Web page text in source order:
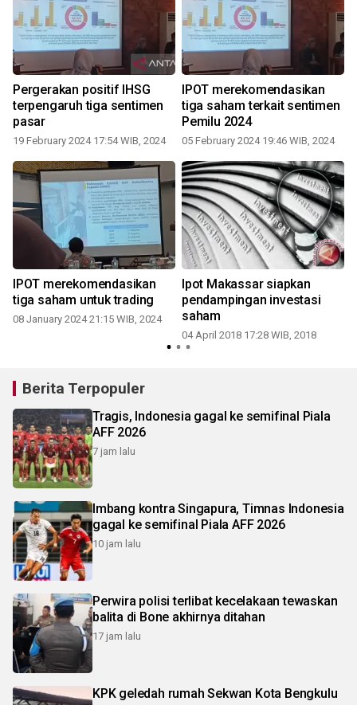
Pergerakan positif IHSG
terpengaruh tiga sentimen
pasar
19 February 2024 17:54 WIB, 2024
IPOT merekomendasikan
tiga saham terkait sentimen
Pemilu 2024
05 February 2024 19:46 WIB, 2024
IPOT merekomendasikan
tiga saham untuk trading
08 January 2024 21:15 WIB, 2024
Ipot Makassar siapkan
pendampingan investasi
saham
04 April 2018 17:28 WIB, 2018
Berita Terpopuler
Tragis, Indonesia gagal ke semifinal Piala
AFF 2026
7 jam lalu
Imbang kontra Singapura, Timnas Indonesia
gagal ke semifinal Piala AFF 2026
10 jam lalu
Perwira polisi terlibat kecelakaan tewaskan
balita di Bone akhirnya ditahan
17 jam lalu
KPK geledah rumah Sekwan Kota Bengkulu